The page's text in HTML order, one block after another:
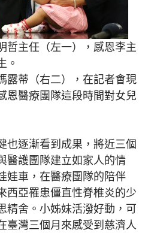
哲主任（左一），感恩李主
。
露蒂（右二），在記者會現
恩醫療團隊這段時間對女兒
逐漸看到成果，將近三個
醫護團隊建立如家人的情
娃車，在醫療團隊的陪伴
西亞罹患僵直性脊椎炎的少
精舍。小姊妹活潑好動，可
臺灣三個月來感受到慈濟人